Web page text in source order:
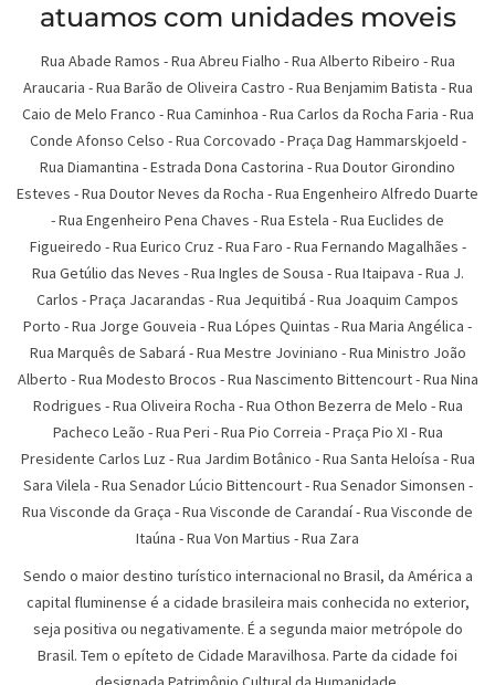
atuamos com unidades moveis
Rua Abade Ramos - Rua Abreu Fialho - Rua Alberto Ribeiro - Rua
Araucaria - Rua Barão de Oliveira Castro - Rua Benjamim Batista - Rua
Caio de Melo Franco - Rua Caminhoa - Rua Carlos da Rocha Faria - Rua
Conde Afonso Celso - Rua Corcovado - Praça Dag Hammarskjoeld -
Rua Diamantina - Estrada Dona Castorina - Rua Doutor Girondino
Esteves - Rua Doutor Neves da Rocha - Rua Engenheiro Alfredo Duarte
- Rua Engenheiro Pena Chaves - Rua Estela - Rua Euclides de
Figueiredo - Rua Eurico Cruz - Rua Faro - Rua Fernando Magalhães -
Rua Getúlio das Neves - Rua Ingles de Sousa - Rua Itaipava - Rua J.
Carlos - Praça Jacarandas - Rua Jequitibá - Rua Joaquim Campos
Porto - Rua Jorge Gouveia - Rua Lópes Quintas - Rua Maria Angélica -
Rua Marquês de Sabará - Rua Mestre Joviniano - Rua Ministro João
Alberto - Rua Modesto Brocos - Rua Nascimento Bittencourt - Rua Nina
Rodrigues - Rua Oliveira Rocha - Rua Othon Bezerra de Melo - Rua
Pacheco Leão - Rua Peri - Rua Pio Correia - Praça Pio XI - Rua
Presidente Carlos Luz - Rua Jardim Botânico - Rua Santa Heloísa - Rua
Sara Vilela - Rua Senador Lúcio Bittencourt - Rua Senador Simonsen -
Rua Visconde da Graça - Rua Visconde de Carandaí - Rua Visconde de
Itaúna - Rua Von Martius - Rua Zara
Sendo o maior destino turístico internacional no Brasil, da América a
capital fluminense é a cidade brasileira mais conhecida no exterior,
seja positiva ou negativamente. É a segunda maior metrópole do
Brasil. Tem o epíteto de Cidade Maravilhosa. Parte da cidade foi